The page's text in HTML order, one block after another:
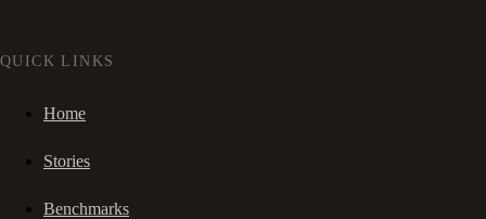
QUICK LINKS
Home
Stories
Benchmarks